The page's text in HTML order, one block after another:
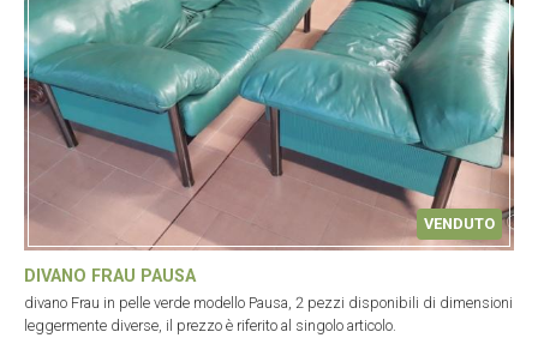
VENDUTO
DIVANO FRAU PAUSA
divano Frau in pelle verde modello Pausa, 2 pezzi disponibili di dimensioni
leggermente diverse, il prezzo è riferito al singolo articolo.